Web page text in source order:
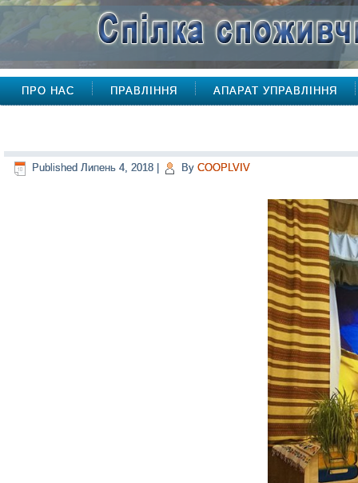
ПРО НАС ПРАВЛІННЯ АПАРАТ УПРАВЛІННЯ
Published Липень 4, 2018 By COOPLVIV